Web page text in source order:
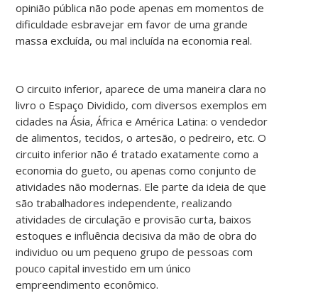
opinião pública não pode apenas em momentos de
dificuldade esbravejar em favor de uma grande
massa excluída, ou mal incluída na economia real.
O circuito inferior, aparece de uma maneira clara no
livro o Espaço Dividido, com diversos exemplos em
cidades na Ásia, África e América Latina: o vendedor
de alimentos, tecidos, o artesão, o pedreiro, etc. O
circuito inferior não é tratado exatamente como a
economia do gueto, ou apenas como conjunto de
atividades não modernas. Ele parte da ideia de que
são trabalhadores independente, realizando
atividades de circulação e provisão curta, baixos
estoques e influência decisiva da mão de obra do
individuo ou um pequeno grupo de pessoas com
pouco capital investido em um único
empreendimento econômico.